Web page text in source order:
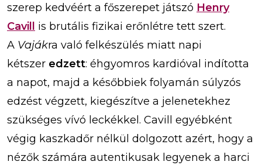
szerep kedvéért a főszerepet játszó Henry
Cavill
is brutális fizikai erőnlétre tett szert.
A Vajákra való felkészülés miatt napi
kétszer edzett: éhgyomros kardióval indította
a napot, majd a későbbiek folyamán súlyzós
edzést végzett, kiegészítve a jelenetekhez
szükséges vívó leckékkel. Cavill egyébként
végig kaszkadőr nélkül dolgozott azért, hogy a
nézők számára autentikusak legyenek a harci